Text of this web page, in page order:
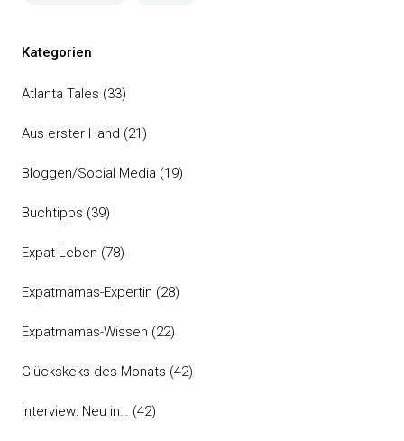
Kategorien
Atlanta Tales (33)
Aus erster Hand (21)
Bloggen/Social Media (19)
Buchtipps (39)
Expat-Leben (78)
Expatmamas-Expertin (28)
Expatmamas-Wissen (22)
Glückskeks des Monats (42)
Interview: Neu in… (42)